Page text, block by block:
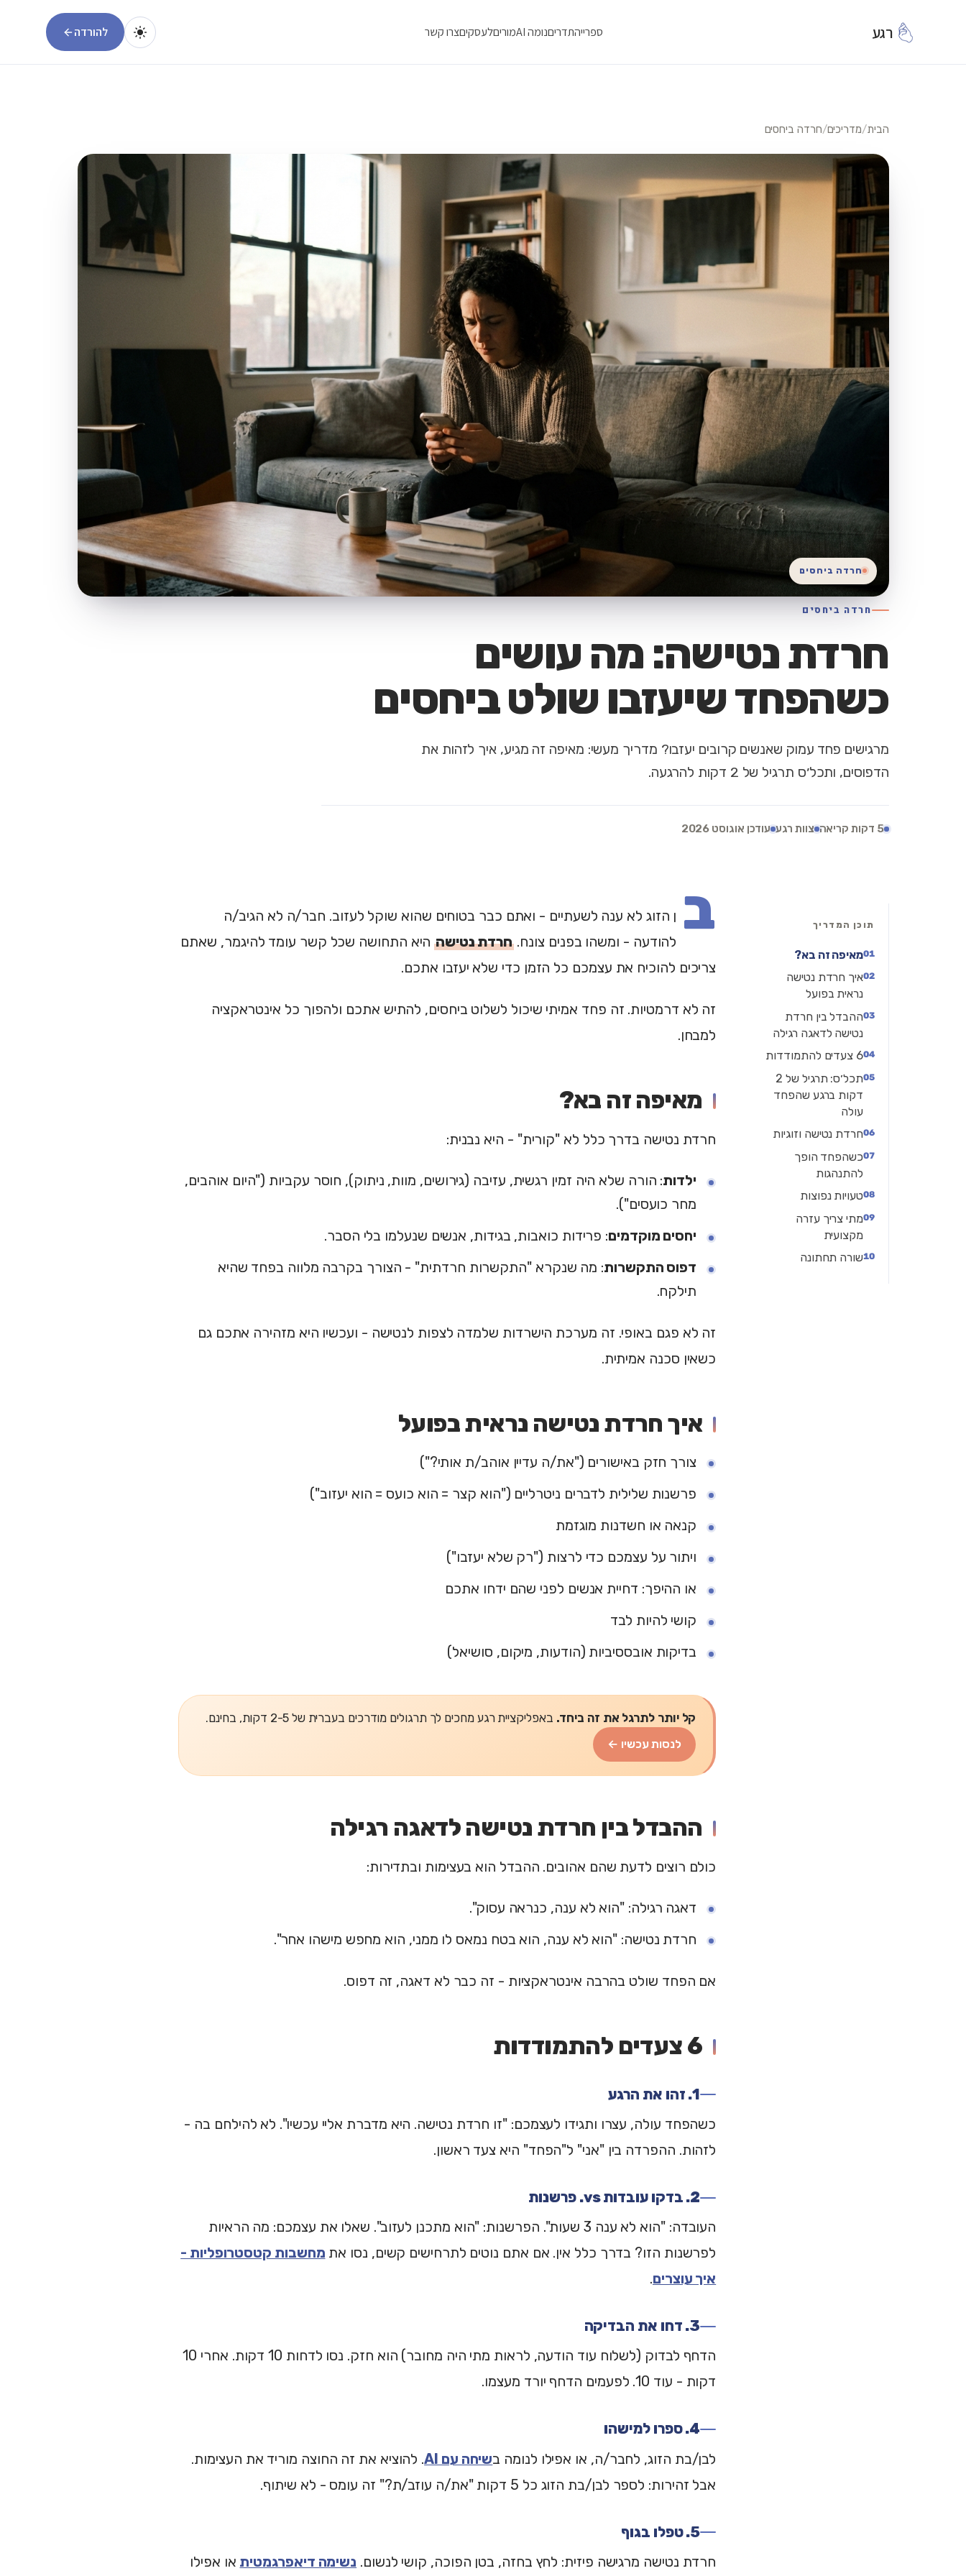
רגע ספרייהתדריםנומה AI מוריםלעסקיםצרו קשר להורדה
הבית/מדריכים/חרדה ביחסים
חרדה ביחסים
חרדת נטישה: מה עושים
כשהפחד שיעזבו שולט ביחסים
מרגישים פחד עמוק שאנשים קרובים יעזבו? מדריך מעשי: מאיפה זה מגיע, איך לזהות את
הדפוסים, ותכל׳ס תרגיל של 2 דקות להרגעה.
5 דקות קריאה צוות רגע עודכן אוגוסט 2026
חרדה ביחסים
תוכן המדריך
מאיפה זה בא?
איך חרדת נטישה
נראית בפועל
ההבדל בין חרדת
נטישה לדאגה רגילה
6 צעדים להתמודדות
תכל׳ס: תרגיל של 2
דקות ברגע שהפחד
עולה
חרדת נטישה וזוגיות
כשהפחד הופך
להתנהגות
טעויות נפוצות
מתי צריך עזרה
מקצועית
שורה תחתונה
ב ן הזוג לא ענה לשעתיים - ואתם כבר בטוחים שהוא שוקל לעזוב. חבר/ה לא הגיב/ה
להודעה - ומשהו בפנים צונח.חרדת נטישההיא התחושה שכל קשר עומד להיגמר, שאתם
צריכים להוכיח את עצמכם כל הזמן כדי שלא יעזבו אתכם.
זה לא דרמטיות. זה פחד אמיתי שיכול לשלוט ביחסים, להתיש אתכם ולהפוך כל אינטראקציה
למבחן.
מאיפה זה בא?
חרדת נטישה בדרך כלל לא "קורית" - היא נבנית:
ילדות: הורה שלא היה זמין רגשית, עזיבה (גירושים, מוות, ניתוק), חוסר עקביות ("היום אוהבים,
מחר כועסים").
יחסים מוקדמים: פרידות כואבות, בגידות, אנשים שנעלמו בלי הסבר.
דפוס התקשרות: מה שנקרא "התקשרות חרדתית" - הצורך בקרבה מלווה בפחד שהיא
תילקח.
זה לא פגם באופי. זה מערכת הישרדות שלמדה לצפות לנטישה - ועכשיו היא מזהירה אתכם גם
כשאין סכנה אמיתית.
איך חרדת נטישה נראית בפועל
צורך חזק באישורים ("את/ה עדיין אוהב/ת אותי?")
פרשנות שלילית לדברים ניטרליים ("הוא קצר = הוא כועס = הוא יעזוב")
קנאה או חשדנות מוגזמת
ויתור על עצמכם כדי לרצות ("רק שלא יעזבו")
או ההיפך: דחיית אנשים לפני שהם ידחו אתכם
קושי להיות לבד
בדיקות אובססיביות (הודעות, מיקום, סושיאל)
קל יותר לתרגל את זה ביחד. באפליקציית רגע מחכים לך תרגולים מודרכים בעברית של 2-5 דקות, בחינם.
לנסות עכשיו ←
ההבדל בין חרדת נטישה לדאגה רגילה
כולם רוצים לדעת שהם אהובים. ההבדל הוא בעצימות ובתדירות:
דאגה רגילה: "הוא לא ענה, כנראה עסוק".
חרדת נטישה: "הוא לא ענה, הוא בטח נמאס לו ממני, הוא מחפש מישהו אחר".
אם הפחד שולט בהרבה אינטראקציות - זה כבר לא דאגה, זה דפוס.
6 צעדים להתמודדות
1. זהו את הרגע
כשהפחד עולה, עצרו ותגידו לעצמכם: "זו חרדת נטישה. היא מדברת אליי עכשיו". לא להילחם בה -
לזהות. ההפרדה בין "אני" ל"הפחד" היא צעד ראשון.
2. בדקו עובדות vs. פרשנות
העובדה: "הוא לא ענה 3 שעות". הפרשנות: "הוא מתכנן לעזוב". שאלו את עצמכם: מה הראיות
לפרשנות הזו? בדרך כלל אין. אם אתם נוטים לתרחישים קשים, נסו את מחשבות קטסטרופליות -
איך עוצרים.
3. דחו את הבדיקה
הדחף לבדוק (לשלוח עוד הודעה, לראות מתי היה מחובר) הוא חזק. נסו לדחות 10 דקות. אחרי 10
דקות - עוד 10. לפעמים הדחף יורד מעצמו.
4. ספרו למישהו
לבן/בת הזוג, לחבר/ה, או אפילו לנומה בשיחה עם AI
. להוציא את זה החוצה מוריד את העצימות.
אבל זהירות: לספר לבן/בת הזוג כל 5 דקות "את/ה עוזב/ת?" זה עומס - לא שיתוף.
5. טפלו בגוף
חרדת נטישה מרגישה פיזית: לחץ בחזה, בטן הפוכה, קושי לנשום. נשימה דיאפרגמטית או אפילו